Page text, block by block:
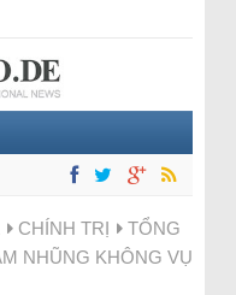
CHÍNH TRỊ
TỔNG
NHŨNG KHÔNG VỤ